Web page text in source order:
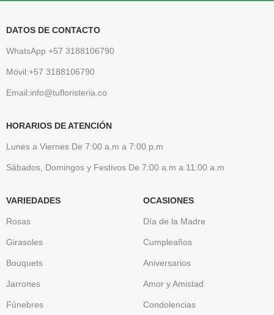
DATOS DE CONTACTO
WhatsApp +57 3188106790
Móvil:+57 3188106790
Email:info@tufloristeria.co
HORARIOS DE ATENCIÓN
Lunes a Viernes De 7:00 a.m a 7:00 p.m
Sábados, Domingos y Festivos De 7:00 a.m a 11:00 a.m
VARIEDADES
Rosas
Girasoles
Bouquets
Jarrones
Fúnebres
OCASIONES
Día de la Madre
Cumpleaños
Aniversarios
Amor y Amistad
Condolencias